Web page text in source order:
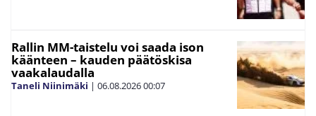
Rallin MM-taistelu voi saada ison
käänteen – kauden päätöskisa
vaakalaudalla
Taneli Niinimäki | 06.08.202600:07